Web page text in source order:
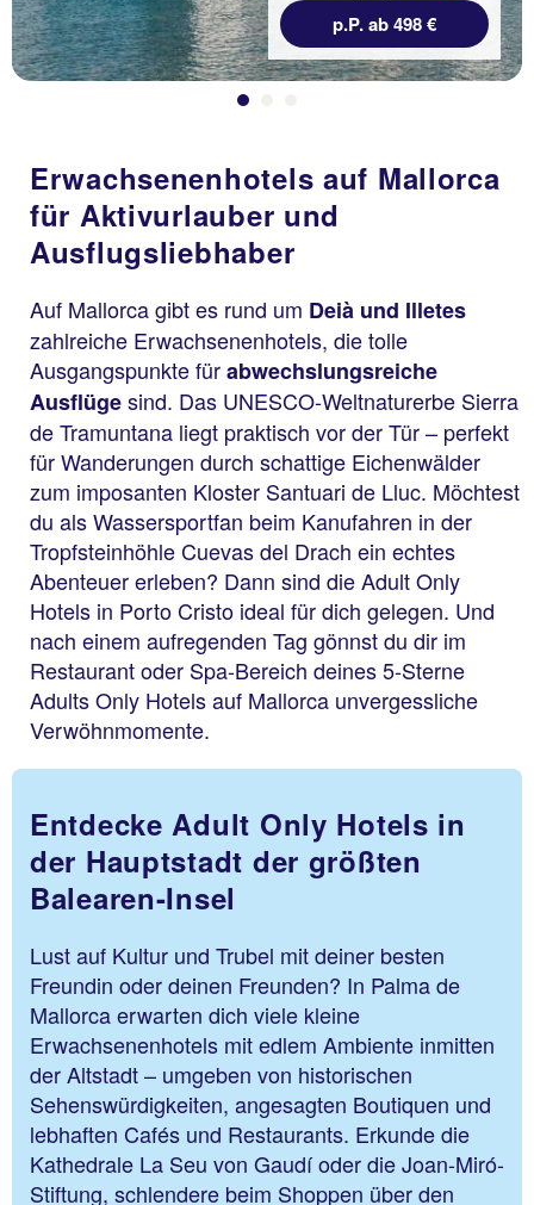
p.P. ab 498 €
Erwachsenenhotels auf Mallorca
für Aktivurlauber und
Ausflugsliebhaber
Auf Mallorca gibt es rund um Deià und Illetes
zahlreiche Erwachsenenhotels, die tolle
Ausgangspunkte fürabwechslungsreiche
Ausflügesind. Das UNESCO-Weltnaturerbe Sierra
de Tramuntana liegt praktisch vor der Tür – perfekt
für Wanderungen durch schattige Eichenwälder
zum imposanten Kloster Santuari de Lluc. Möchtest
du als Wassersportfan beim Kanufahren in der
Tropfsteinhöhle Cuevas del Drach ein echtes
Abenteuer erleben? Dann sind die Adult Only
Hotels in Porto Cristo ideal für dich gelegen. Und
nach einem aufregenden Tag gönnst du dir im
Restaurant oder Spa-Bereich deines 5-Sterne
Adults Only Hotels auf Mallorca unvergessliche
Verwöhnmomente.
Entdecke Adult Only Hotels in
der Hauptstadt der größten
Balearen-Insel
Lust auf Kultur und Trubel mit deiner besten
Freundin oder deinen Freunden? In Palma de
Mallorca erwarten dich viele kleine
Erwachsenenhotels mit edlem Ambiente inmitten
der Altstadt – umgeben von historischen
Sehenswürdigkeiten, angesagten Boutiquen und
lebhaften Cafés und Restaurants. Erkunde die
Kathedrale La Seu von Gaudí oder die Joan-Miró-
Stiftung, schlendere beim Shoppen über den